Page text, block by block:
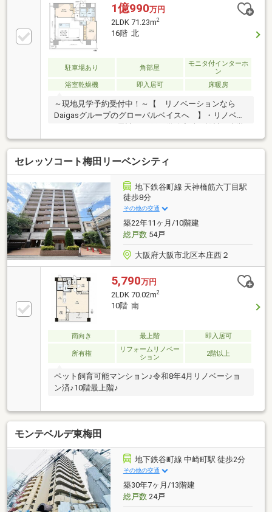
替・キッチン交換（田中工藝）・浴室交換（TOTO）
浴室換気乾燥機付き・洗面台交換（LIXIL）・トイレ交
換（TOTO）・エアコン設置・リビングにアクセント
壁タイル◇LDKは広々とした21.8帖◇ホテルライクな
内廊下設計◇北東角部屋の為、大阪を一望◇専有面
積:80.25㎡の2LDK◇2面バルコニーのため採光・通風
1億990万円
2LDK 71.23m2
16階 北
駐車場あり 角部屋
モニタ付インターホ
ン
浴室乾燥機
即入居可 床暖房
～現地見学予約受付中！～【 リノベーションなら
Daigasグループのグローバルベイスへ 】・リノベー
にこだわり、物件の価値を磨き上げた弊社リノベーシ
ョン物件です！・アフターサービス付きなので安心し
てご入居いただけます。【 物件特徴 】■交通アク
セス便利！中崎町駅徒歩１分□阪急線・地下鉄線・JR
利用可能■３８階建免震構造タワーマンション□二重
床・二重天井構造■１６階部分北西角住戸□LDK約１９
帖、床暖房あり■アイランドキッチン採用□ペット２匹
まで飼育可能※駐車場等の空き状況は変化する場合が
ございます。
セレッソコート梅田リーベンシティ
地下鉄谷町線 天神橋筋六丁目駅
徒歩8分
その他の交通
築22年11ヶ月/10階建
総戸数54戸
大阪府大阪市北区本庄西２
5,790万円
2LDK 70.02m2
10階 南
南向き 最上階 即入居可
所有権
リフォームリノベー
ション
2階以上
ペット飼育可能マンション♪令和8年4月リノベーショ
ン済♪10階最上階♪
モンテベルデ東梅田
地下鉄谷町線 中崎町駅 徒歩2分
その他の交通
築30年7ヶ月/13階建
総戸数24戸